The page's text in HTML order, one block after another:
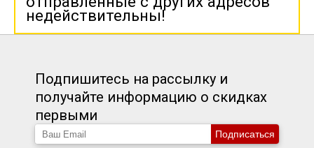
недействительны!
Подпишитесь на рассылку и
получайте информацию о скидках
первыми
Подписаться